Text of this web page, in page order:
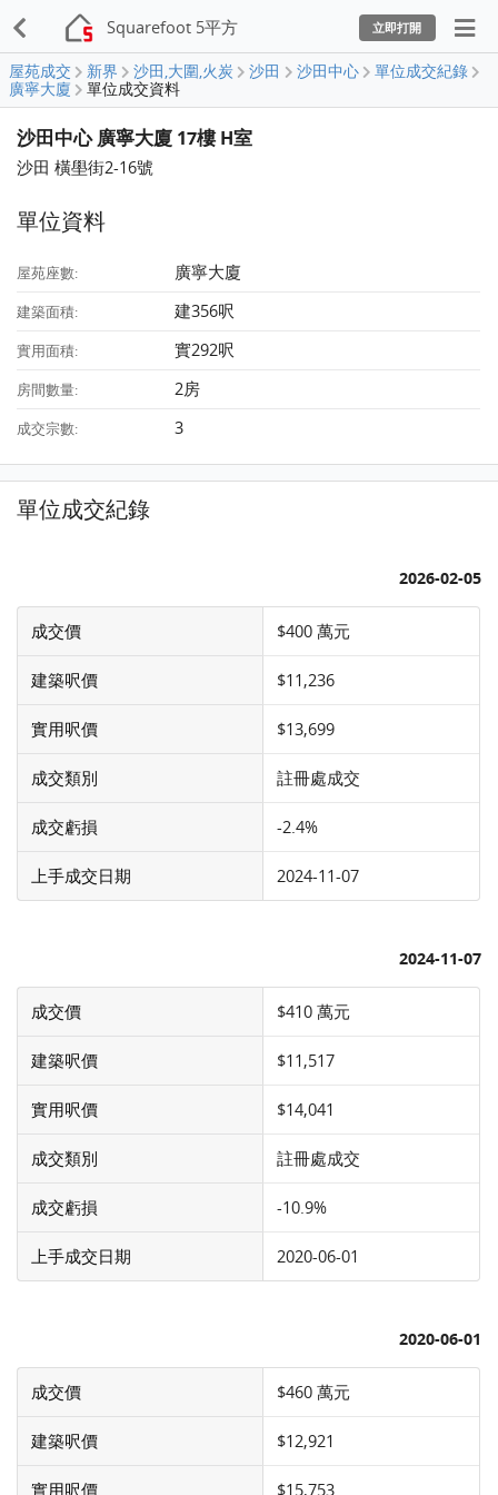
Squarefoot 5平方 立即打開
屋苑成交 新界 沙田,大圍,火炭 沙田 沙田中心
單位成交紀錄
廣寧大廈
單位成交資料
沙田中心 廣寧大廈 17樓 H室
沙田 橫壆街2-16號
單位資料
屋苑座數: 廣寧大廈
建築面積: 建356呎
實用面積: 實292呎
房間數量: 2房
成交宗數: 3
單位成交紀錄
2026-02-05
成交價 $400 萬元
建築呎價 $11,236
實用呎價 $13,699
成交類別 註冊處成交
成交虧損 -2.4%
上手成交日期 2024-11-07
2024-11-07
成交價 $410 萬元
建築呎價 $11,517
實用呎價 $14,041
成交類別 註冊處成交
成交虧損 -10.9%
上手成交日期 2020-06-01
2020-06-01
成交價 $460 萬元
建築呎價 $12,921
實用呎價 $15,753